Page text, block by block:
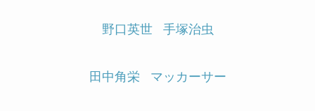
野口英世 手塚治虫
田中角栄 マッカーサー